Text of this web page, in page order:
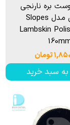
بره نارنجی
اسلوپس مدل Slopes
Lambskin
تومان
به سبد خرید